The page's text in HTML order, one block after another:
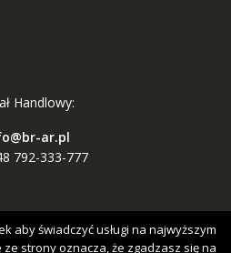
Handlowy:
ar.pl
792-333-777
aby świadczyć usługi na najwyższym
strony oznacza, że zgadzasz się na